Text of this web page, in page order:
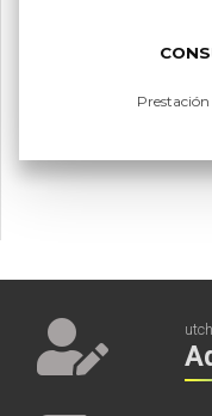
utch